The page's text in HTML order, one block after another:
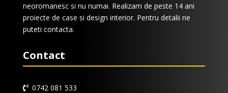
neoromanesc si nu numai. Realizam de peste 14 ani
proiecte de case si design interior. Pentru detalii ne
puteti contacta.
Contact
0742 081 533